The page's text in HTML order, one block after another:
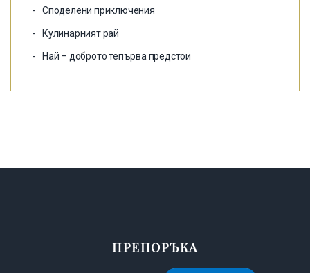
Споделени приключения
Кулинарният рай
Най – доброто тепърва предстои
ПРЕПОРЪКА